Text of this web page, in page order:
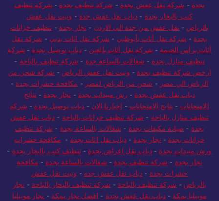
بجدة - شركة نقل عفش بجدة - شركة تنظيف بجدة - شركة تنظيف
كنب بالبخار بجدة - دباب نقل عفش جدة - ونيت نقل عفش
بالرياض - نقل عفش من جدة الي الاردن - نجار بجدة - تنظيف خزانات
بجدة - شركة نقل أثاث بأبوظبي - شركة نقل اثاث بدبي - شركة نقل
أثاث برأس الخيمة - شركة نقل أثاث بالعين - دباب توصيل بجدة - شركة
تنظيف منازل بجدة - شغالات بالساعة جدة - شركة تنظيف بالباحة -
ارخص شركة تنظيف بجدة - ونيت نقل عفش الرياض - شركة شحن من
الرياض الي مصر - شحن من الرياض لمصر - مكافحة حشرات بجدة -
دباب نقل عفش بجدة - رش مبيدات بجدة - نجار بجدة - نتائج
الامتحانات - نتايج الامتحانات - اخبارنا الان - دباب توصيل بجدة - شركة
تنظيف منازل بالباحة - شركة تنظيف خزانات بالباحة - دباب نقل عفش
بجدة - صيانة مكيفات بجدة - شغالات بالساعة بجدة - شركة تنظيف
خزانات بجدة - نجار بجدة - دباب نقل اثاث بجدة - مكافحة حشرات
ورش مبيدات بجدة -دباب نقل اغراض بجدة -تنظيف كنب بالبخار بجدة -
نجار بجدة - شركة تنظيف بجدة - شغالات بالساعة بجدة - مكافحة
حشرات بجدة - دباب نقل عفش جده - ونيت نقل عفش
بالرياض - شركة تنظيف بالباحة - شركة تنظيف بالبخار بالباحة - نجار
موبيليا بمكة -دباب نقل عفش بجدة - افضل نجار بمكة - نجار موبيليا